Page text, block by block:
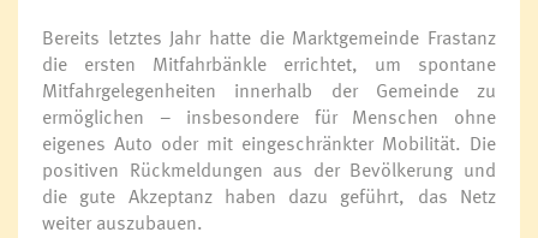
Bereits letztes Jahr hatte die Marktgemeinde Frastanz
die ersten Mitfahrbänkle errichtet, um spontane
Mitfahrgelegenheiten innerhalb der Gemeinde zu
ermöglichen – insbesondere für Menschen ohne
eigenes Auto oder mit eingeschränkter Mobilität. Die
positiven Rückmeldungen aus der Bevölkerung und
die gute Akzeptanz haben dazu geführt, das Netz
weiter auszubauen.